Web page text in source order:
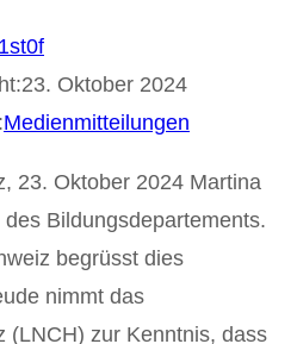
23. Oktober 2024
Medienmitteilungen
23. Oktober 2024 Martina
Bildungsdepartements.
begrüsst dies
nimmt das
(LNCH) zur Kenntnis, dass